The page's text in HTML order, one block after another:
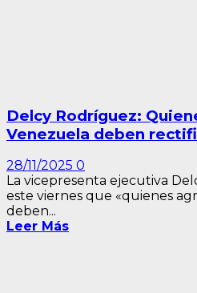
Delcy Rodríguez:
Venezuela deben
28/11/2025 0
La vicepresenta ejecutiva
este viernes que «quienes
deben...
Leer Más